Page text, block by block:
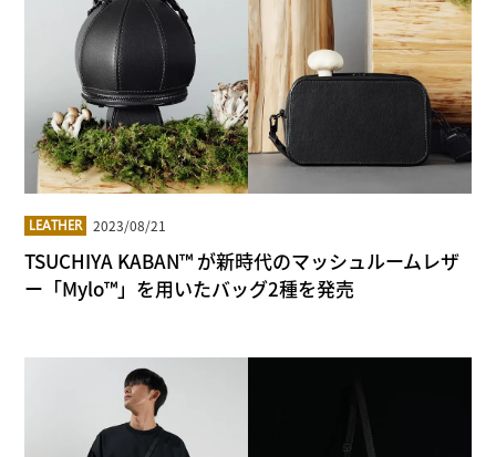
LEATHER 2023/08/21
TSUCHIYA KABAN™ が新時代のマッシュルームレザ
ー「Mylo™」を用いたバッグ2種を発売